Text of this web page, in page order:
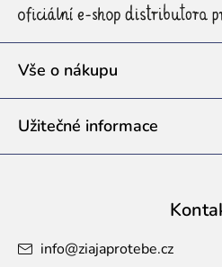
t
Vše o nákupu
Užitečné informace
info@ziajaprotebe.cz